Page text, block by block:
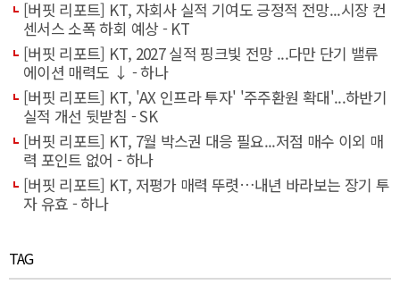
[버핏 리포트] KT, 자회사 실적 기여도 긍정적 전망...시장 컨
센서스 소폭 하회 예상 - KT
[버핏 리포트] KT, 2027 실적 핑크빛 전망 ...다만 단기 밸류
에이션 매력도 ↓ - 하나
[버핏 리포트] KT, 'AX 인프라 투자' '주주환원 확대'...하반기
실적 개선 뒷받침 - SK
[버핏 리포트] KT, 7월 박스권 대응 필요...저점 매수 이외 매
력 포인트 없어 - 하나
[버핏 리포트] KT, 저평가 매력 뚜렷…내년 바라보는 장기 투
자 유효 - 하나
TAG